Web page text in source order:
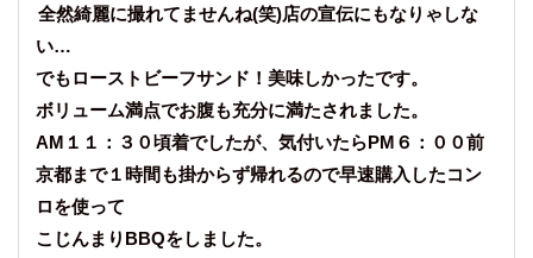
全然綺麗に撮れてませんね(笑)店の宣伝にもなりゃしな
い…
でもローストビーフサンド！美味しかったです。
ボリューム満点でお腹も充分に満たされました。
AM１１：３０頃着でしたが、気付いたらPM６：００前
京都まで１時間も掛からず帰れるので早速購入したコン
ロを使って
こじんまりBBQをしました。